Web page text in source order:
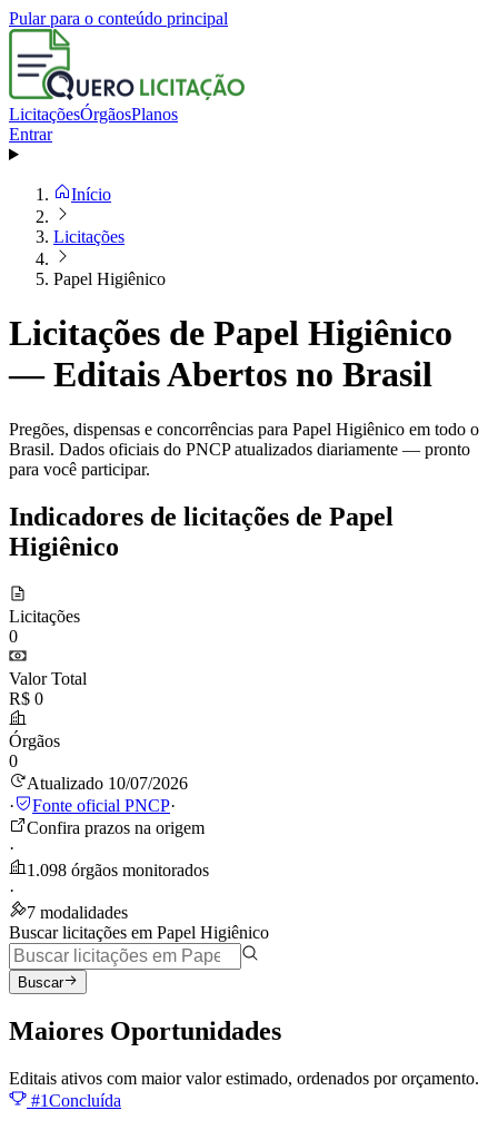
Pular para o conteúdo principal
LicitaçõesÓrgãosPlanos
Entrar
Início
Licitações
Papel Higiênico
Licitações de Papel Higiênico
— Editais Abertos no Brasil
Pregões, dispensas e concorrências para Papel Higiênico em todo o
Brasil. Dados oficiais do PNCP atualizados diariamente — pronto
para você participar.
Indicadores de licitações de Papel
Higiênico
Licitações
0
Valor Total
R$ 0
Órgãos
0
Atualizado 10/07/2026
·
Fonte oficial PNCP·
Confira prazos na origem
·
1.098 órgãos monitorados
·
7 modalidades
Buscar licitações em Papel Higiênico
Buscar
Maiores Oportunidades
Editais ativos com maior valor estimado, ordenados por orçamento.
#1Concluída